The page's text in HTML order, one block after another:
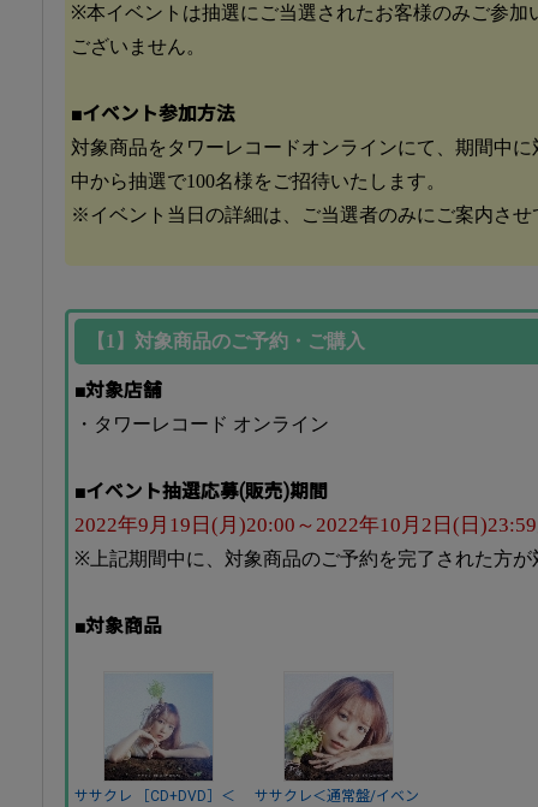
※本イベントは抽選にご当選されたお客様のみご参加
ございません。
■イベント参加方法
対象商品をタワーレコードオンラインにて、期間中
中から抽選で100名様をご招待いたします。
※イベント当日の詳細は、ご当選者のみにご案内させ
【1】対象商品のご予約・ご購入
■対象店舗
・タワーレコード オンライン
■イベント抽選応募(販売)期間
2022年9月19日(月)20:00～2022年10月2日(日
※上記期間中に、対象商品のご予約を完了された方が
■対象商品
ササクレ ［CD+DVD］＜
ササクレ＜通常盤/イベン